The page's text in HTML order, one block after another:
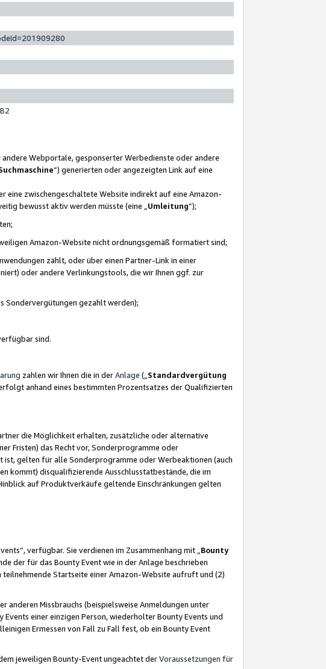
Webportale, gesponserter Werbedienste oder andere
“) generierten oder angezeigten Link auf eine
eine zwischengeschaltete Website indirekt auf eine Amazon-
bewusst aktiv werden müsste (eine „ Umleitung“);
Amazon-Website nicht ordnungsgemäß formatiert sind;
zählt, oder über einen Partner-Link in einer
oder andere Verlinkungstools, die wir Ihnen ggf. zur
Sondervergütungen gezahlt werden);
sind.
zahlen wir Ihnen die in derAnlage („ Standardvergütung
anhand eines bestimmten Prozentsatzes der Qualifizierten
die Möglichkeit erhalten, zusätzliche oder alternative
Fristen) das Recht vor, Sonderprogramme oder
gelten für alle Sonderprogramme oder Werbeaktionen (auch
kommt) disqualifizierende Ausschlusstatbestände, die im
auf Produktverkäufe geltende Einschränkungen gelten
verfügbar. Sie verdienen im Zusammenhang mit „ Bounty
der für das Bounty Event wie in der Anlage beschrieben
Startseite einer Amazon-Website aufruft und (2)
Missbrauchs (beispielsweise Anmeldungen unter
einer einzigen Person, wiederholter Bounty Events und
Ermessen von Fall zu Fall fest, ob ein Bounty Event
jeweiligen Bounty-Event ungeachtet derVoraussetzungen für